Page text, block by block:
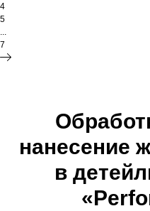
4
5
...
7
нанесение
в